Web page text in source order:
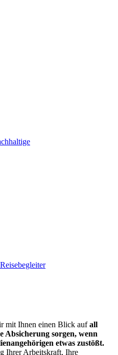
mit Ihnen einen Blick aufall
Absicherung sorgen, wenn
etwas zustößt.
Ihrer Arbeitskraft, Ihre